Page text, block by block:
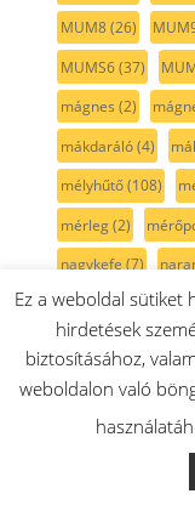
MUM8(26)
MUMS6(37)
mágnes (2)
mákdaráló(4)
mélyhűtő(108)
mérleg(2)
nagykefe (7)
Neff(20) Nivona
oldallap (4)
palack-tartály(34)
Ez a weboldal sütiket
hirdetések
biztosításához,
weboldalon való